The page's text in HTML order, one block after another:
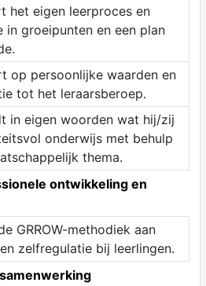
het eigen leerproces en
in groeipunten en een plan
op persoonlijke waarden en
tot het leraarsberoep.
in eigen woorden wat hij/zij
onderwijs met behulp
thema.
ontwikkeling en
GRROW-methodiek aan
zelfregulatie bij leerlingen.